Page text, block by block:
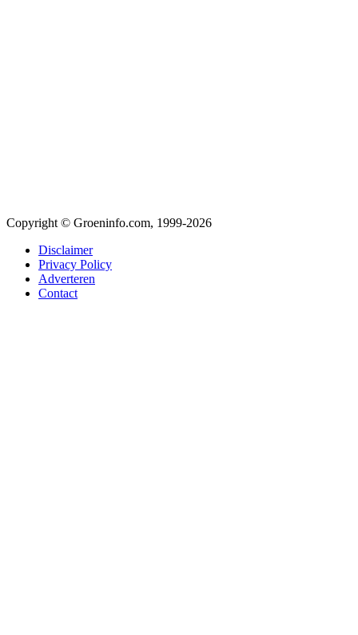
Copyright © Groeninfo.com, 1999-2026
Disclaimer
Privacy Policy
Adverteren
Contact